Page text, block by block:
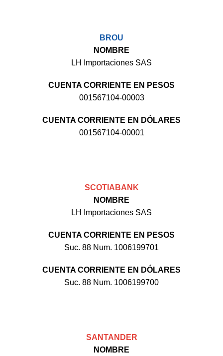
BROU
NOMBRE
LH Importaciones SAS
CUENTA CORRIENTE EN PESOS
001567104-00003
CUENTA CORRIENTE EN DÓLARES
001567104-00001
SCOTIABANK
NOMBRE
LH Importaciones SAS
CUENTA CORRIENTE EN PESOS
Suc. 88 Num. 1006199701
CUENTA CORRIENTE EN DÓLARES
Suc. 88 Num. 1006199700
SANTANDER
NOMBRE